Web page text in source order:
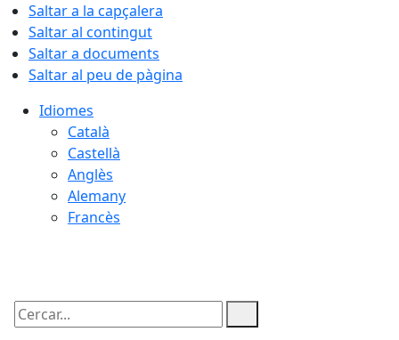
Saltar a la capçalera
Saltar al contingut
Saltar a documents
Saltar al peu de pàgina
Idiomes
Català
Castellà
Anglès
Alemany
Francès
Cercar: